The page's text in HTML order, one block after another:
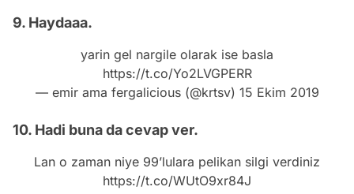
9. Haydaaa.
yarin gel nargile olarak ise basla
https://t.co/Yo2LVGPERR
— emir ama fergalicious (@krtsv) 15 Ekim 2019
10. Hadi buna da cevap ver.
Lan o zaman niye 99’lulara pelikan silgi verdiniz
https://t.co/WUtO9xr84J